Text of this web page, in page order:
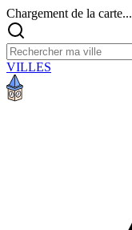
Chargement de la carte...
VILLES